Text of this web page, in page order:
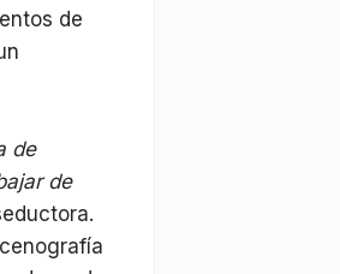
de
de
de